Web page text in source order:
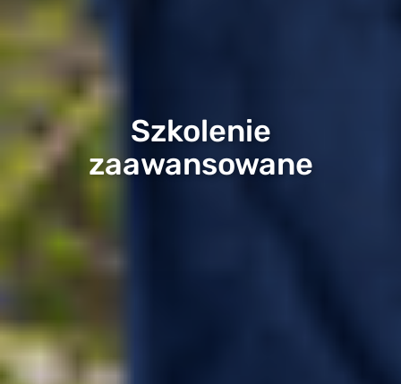
Szkolenie
zaawansowane